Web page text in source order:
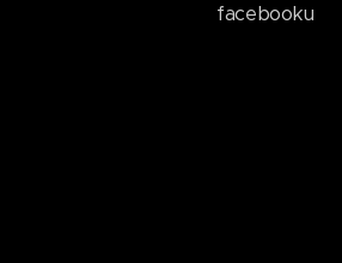
facebooku